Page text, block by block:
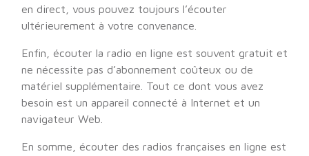
en direct, vous pouvez toujours l’écouter
ultérieurement à votre convenance.
Enfin, écouter la radio en ligne est souvent gratuit et
ne nécessite pas d’abonnement coûteux ou de
matériel supplémentaire. Tout ce dont vous avez
besoin est un appareil connecté à Internet et un
navigateur Web.
En somme, écouter des radios françaises en ligne est